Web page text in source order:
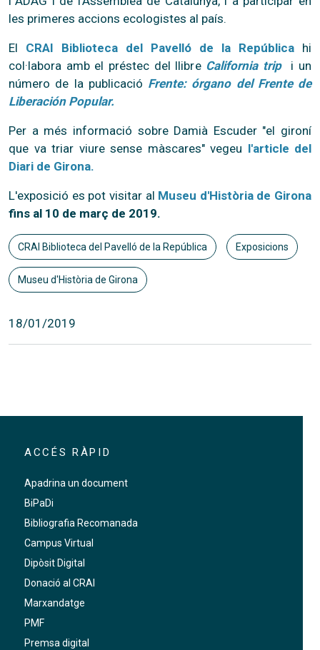
les primeres accions ecologistes al país.
El CRAI Biblioteca del Pavelló de la República hi
col·labora amb el préstec del llibre California trip
i un
número de la publicació Frente: órgano del Frente de
Liberación Popular.
Per a més informació sobre Damià Escuder "el gironí
que va triar viure sense màscares" vegeu l'article del
Diari de Girona.
L'exposició es pot visitar al Museu d'Història de Girona
fins al 10 de març de 2019.
CRAI Biblioteca del Pavelló de la República Exposicions
Museu d'Història de Girona
18/01/2019
ACCÉS RÀPID
Apadrina un document
BiPaDi
Bibliografia Recomanada
Campus Virtual
Dipòsit Digital
Donació al CRAI
Marxandatge
PMF
Premsa digital